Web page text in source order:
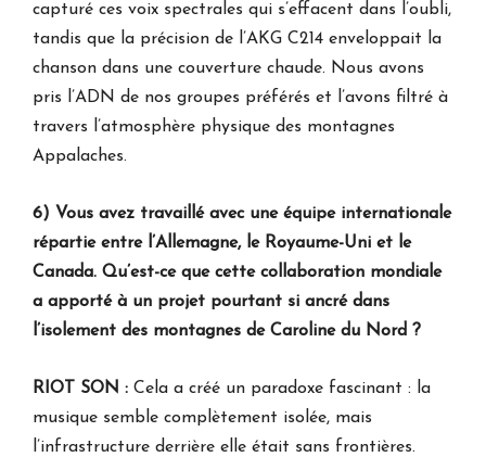
capturé ces voix spectrales qui s’effacent dans l’oubli,
tandis que la précision de l’AKG C214 enveloppait la
chanson dans une couverture chaude. Nous avons
pris l’ADN de nos groupes préférés et l’avons filtré à
travers l’atmosphère physique des montagnes
Appalaches.
6) Vous avez travaillé avec une équipe internationale
répartie entre l’Allemagne, le Royaume-Uni et le
Canada. Qu’est-ce que cette collaboration mondiale
a apporté à un projet pourtant si ancré dans
l’isolement des montagnes de Caroline du Nord ?
RIOT SON : Cela a créé un paradoxe fascinant : la
musique semble complètement isolée, mais
l’infrastructure derrière elle était sans frontières.